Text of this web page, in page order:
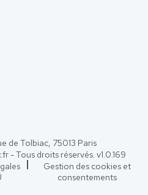
de Tolbiac, 75013 Paris
- Tous droits réservés. v1.0.169
Gestion des cookies et
consentements